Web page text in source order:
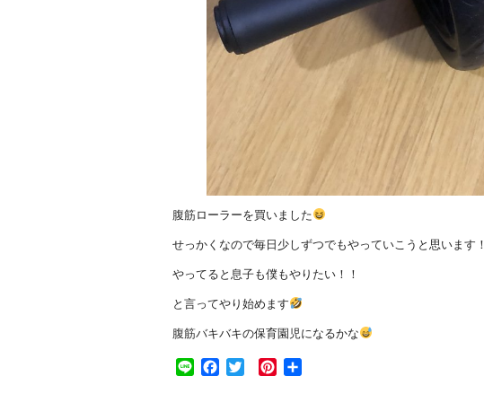
腹筋ローラーを買いました
せっかくなので毎日少しずつでもやっていこうと思います！
やってると息子も僕もやりたい！！
と言ってやり始めます
腹筋バキバキの保育園児になるかな
Line Facebook
Twitter Pinterest